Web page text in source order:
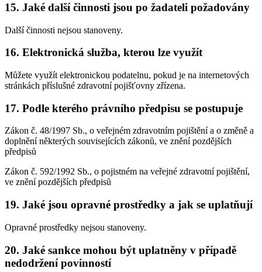
15. Jaké další činnosti jsou po žadateli požadovány
Další činnosti nejsou stanoveny.
16. Elektronická služba, kterou lze využít
Můžete využít elektronickou podatelnu, pokud je na internetových
stránkách příslušné zdravotní pojišťovny zřízena.
17. Podle kterého právního předpisu se postupuje
Zákon č. 48/1997 Sb., o veřejném zdravotním pojištění a o změně a
doplnění některých souvisejících zákonů, ve znění pozdějších
předpisů
Zákon č. 592/1992 Sb., o pojistném na veřejné zdravotní pojištění,
ve znění pozdějších předpisů
19. Jaké jsou opravné prostředky a jak se uplatňují
Opravné prostředky nejsou stanoveny.
20. Jaké sankce mohou být uplatněny v případě
nedodržení povinností